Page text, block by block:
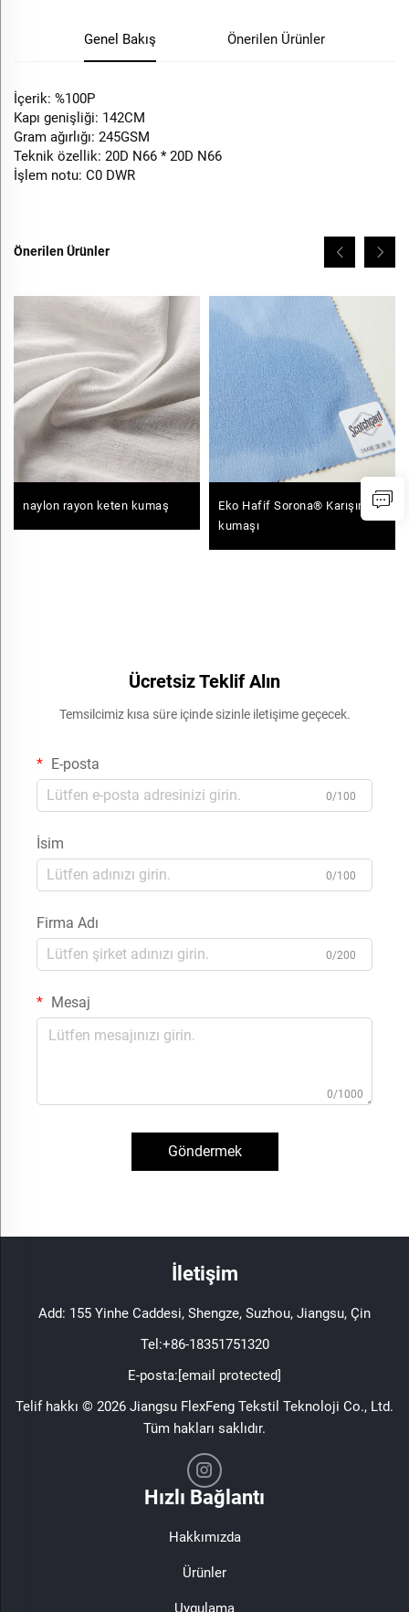
Genel Bakış Önerilen Ürünler
İçerik: %100P
Kapı genişliği: 142CM
Gram ağırlığı: 245GSM
Teknik özellik: 20D N66 * 20D N66
İşlem notu: C0 DWR
Önerilen Ürünler
naylon rayon keten kumaş
Eko Hafif Sorona® Karışım
kumaşı
Ücretsiz Teklif Alın
Temsilcimiz kısa süre içinde sizinle iletişime geçecek.
E-posta
0/100
İsim
0/100
Firma Adı
0/200
Mesaj
0/1000
Göndermek
İletişim
Add: 155 Yinhe Caddesi, Shengze, Suzhou, Jiangsu, Çin
Tel:+86-18351751320
E-posta:[email protected]
Telif hakkı © 2026 Jiangsu FlexFeng Tekstil Teknoloji Co., Ltd.
Tüm hakları saklıdır.
Hızlı Bağlantı
Hakkımızda
Ürünler
Uygulama